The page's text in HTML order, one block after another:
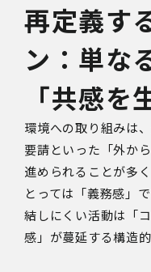
再定義す
ン：単な
「共感を
環境への取り組みは
要請といった「外か
進められることが多
とっては「義務感」
結しにくい活動は「
感」が蔓延する構造